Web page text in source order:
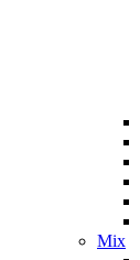
Mix